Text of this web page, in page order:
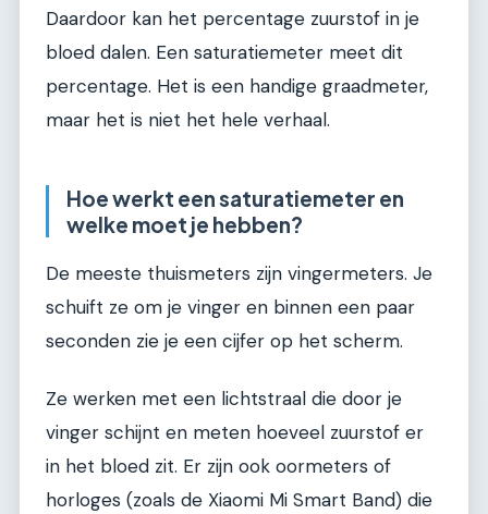
Daardoor kan het percentage zuurstof in je
bloed dalen. Een saturatiemeter meet dit
percentage. Het is een handige graadmeter,
maar het is niet het hele verhaal.
Hoe werkt een saturatiemeter en
welke moet je hebben?
De meeste thuismeters zijn vingermeters. Je
schuift ze om je vinger en binnen een paar
seconden zie je een cijfer op het scherm.
Ze werken met een lichtstraal die door je
vinger schijnt en meten hoeveel zuurstof er
in het bloed zit. Er zijn ook oormeters of
horloges (zoals de Xiaomi Mi Smart Band) die